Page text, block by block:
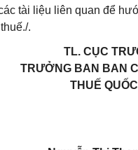
tài liệu liên quan để
.
TL. CỤC
TRƯỞNG BAN BAN
THUẾ